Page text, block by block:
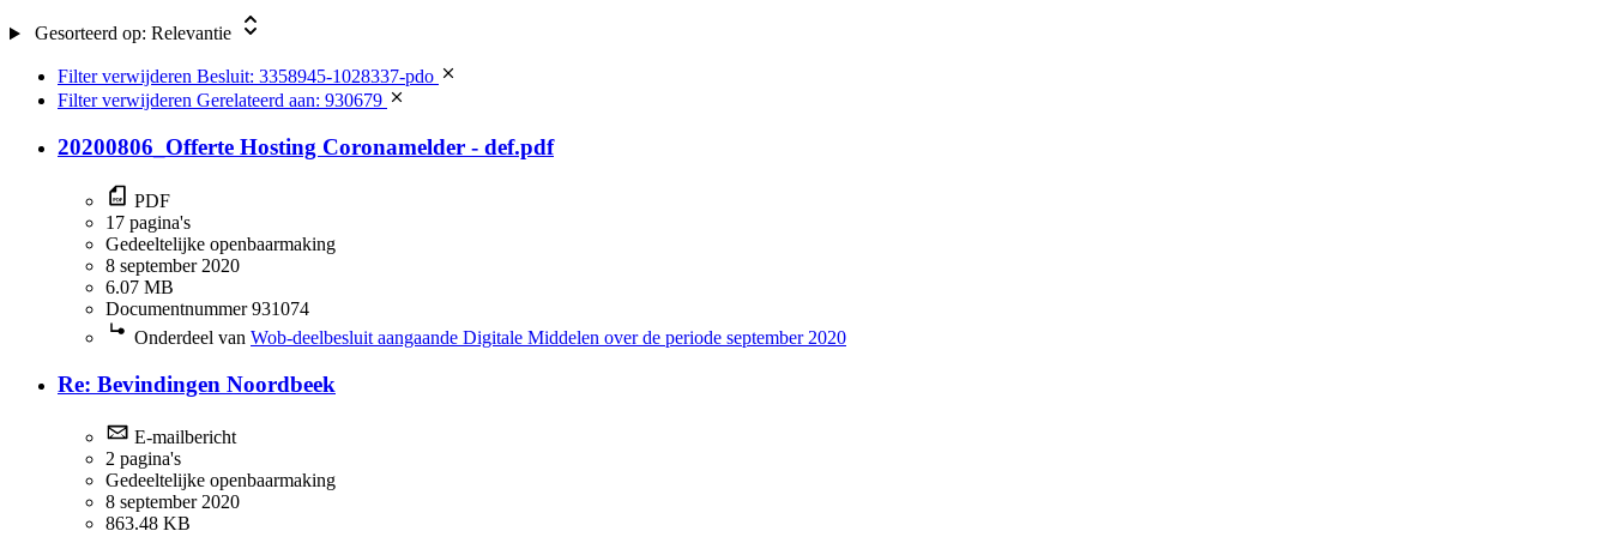
Gesorteerd op: Relevantie
Filter verwijderen Besluit: 3358945-1028337-pdo
Filter verwijderen Gerelateerd aan: 930679
20200806_Offerte Hosting Coronamelder - def.pdf
PDF
17 pagina's
Gedeeltelijke openbaarmaking
8 september 2020
6.07 MB
Documentnummer 931074
Onderdeel van Wob-deelbesluit aangaande Digitale Middelen over de periode september 2020
Re: Bevindingen Noordbeek
E-mailbericht
2 pagina's
Gedeeltelijke openbaarmaking
8 september 2020
863.48 KB